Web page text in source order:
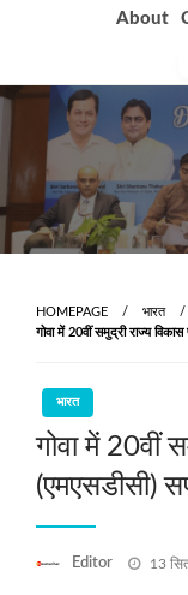
About
HOMEPAGE
भारत
गोवा में 20वीं समुद्री राज्य
भारत
गोवा में 20वीं
(एमएसडीसी)
Editor 13